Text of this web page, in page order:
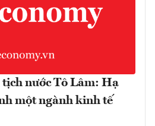
nước Tô Lâm: Hạ
một ngành kinh tế